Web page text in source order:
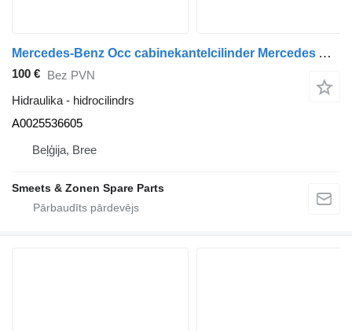
Mercedes-Benz Occ cabinekantelcilinder Mercedes A0025536605 hidrocilindrs paredzēts kravas automašīnas
100 € Bez PVN
Hidraulika - hidrocilindrs
A0025536605
Beļģija, Bree
Smeets & Zonen Spare Parts